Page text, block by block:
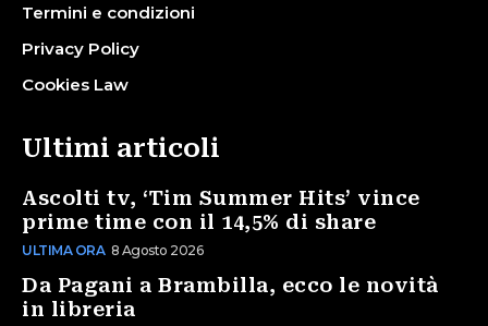
Termini e condizioni
Privacy Policy
Cookies Law
Ultimi articoli
Ascolti tv, ‘Tim Summer Hits’ vince
prime time con il 14,5% di share
ULTIMA ORA 8 Agosto 2026
Da Pagani a Brambilla, ecco le novità
in libreria